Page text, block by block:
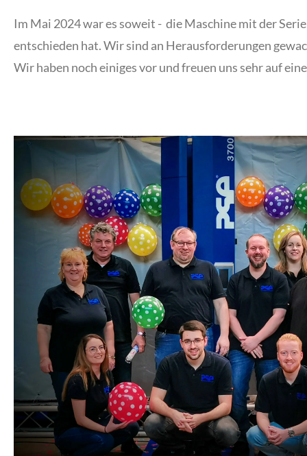
Im Mai 2024 war es soweit - die Maschine mit der
entschieden hat. Wir sind an Herausforderungen
Wir haben noch einiges vor und freuen uns sehr auf